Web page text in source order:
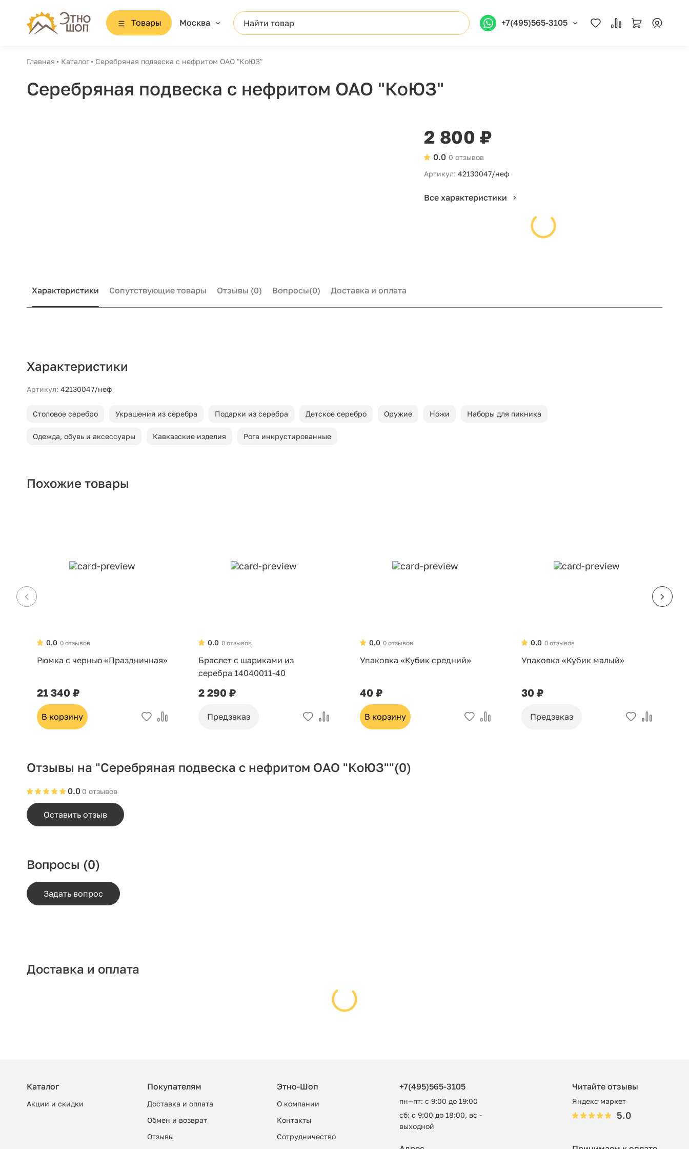
Товары Москва Найти товар +7(495)565-3105
Главная Каталог Серебряная подвеска с нефритом ОАО "КоЮЗ"
Серебряная подвеска с нефритом ОАО "КоЮЗ"
2 800 ₽
0 отзывов
0.0
Артикул: 42130047/неф
Все характеристики
Характеристики Сопутствующие товары Отзывы (0) Вопросы(0) Доставка и оплата
Характеристики
Артикул: 42130047/неф
Столовое серебро Украшения из серебра Подарки из серебра Детское серебро Оружие Ножи Наборы для пикника
Одежда, обувь и аксессуары Кавказские изделия Рога инкрустированные
Похожие товары
0 отзывов
0.0
Рюмка с чернью «Праздничная»
21 340 ₽
В корзину
0 отзывов
0.0
Браслет с шариками из
серебра 14040011-40
2 290 ₽
Предзаказ
0 отзывов
0.0
Упаковка «Кубик средний»
40 ₽
В корзину
0 отзывов
0.0
Упаковка «Кубик малый»
30 ₽
Предзаказ
Отзывы на "Серебряная подвеска с нефритом ОАО "КоЮЗ""(0)
0 отзывов
0.0
Оставить отзыв
Вопросы (0)
Задать вопрос
Доставка и оплата
Каталог
Акции и скидки
Покупателям
Доставка и оплата
Обмен и возврат
Отзывы
Этно-Шоп
О компании
Контакты
Сотрудничество
+7(495)565-3105
пн—пт: с 9:00 до 19:00
сб: с 9:00 до 18:00, вс -
выходной
Читайте отзывы
Яндекс маркет
5.0